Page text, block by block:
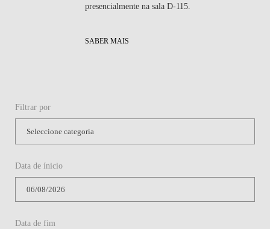
presencialmente na sala D-115.
SABER MAIS
Filtrar por
Data de ínicio
Data de fim